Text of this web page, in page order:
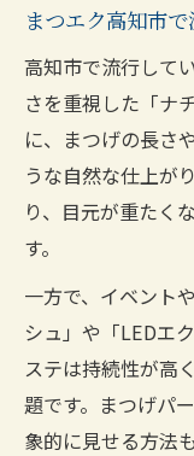
まつエク高知市
高知市で流行して
さを重視した「ナ
に、まつげの長さ
うな自然な仕上が
り、目元が重たく
す。
一方で、イベント
シュ」や「LEDエ
ステは持続性が高
題です。まつげパ
象的に見せる方法